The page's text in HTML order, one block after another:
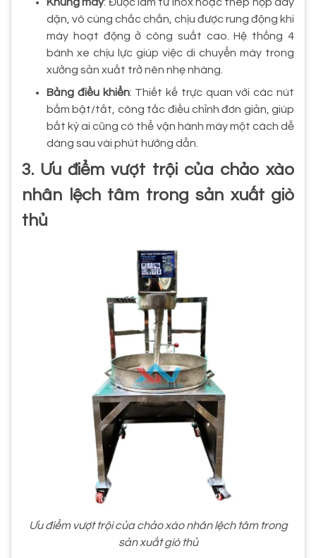
dặn, vô cùng chắc chắn, chịu được rung động khi
máy hoạt động ở công suất cao. Hệ thống 4
bánh xe chịu lực giúp việc di chuyển máy trong
xưởng sản xuất trở nên nhẹ nhàng.
Bảng điều khiển: Thiết kế trực quan với các nút
bấm bật/tắt, công tắc điều chỉnh đơn giản, giúp
bất kỳ ai cũng có thể vận hành máy một cách dễ
dàng sau vài phút hướng dẫn.
3. Ưu điểm vượt trội của chảo xào
nhân lệch tâm trong sản xuất giò
thủ
Ưu điểm vượt trội của chảo xào nhân lệch tâm trong
sản xuất giò thủ